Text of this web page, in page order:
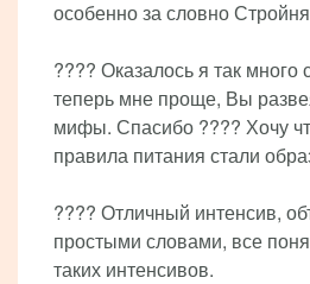
особенно за словно
???? Оказалось я так много
теперь мне проще, Вы
мифы. Спасибо ???? Хочу
правила питания стали
???? Отличный интенсив,
простыми словами, все
таких интенсивов.